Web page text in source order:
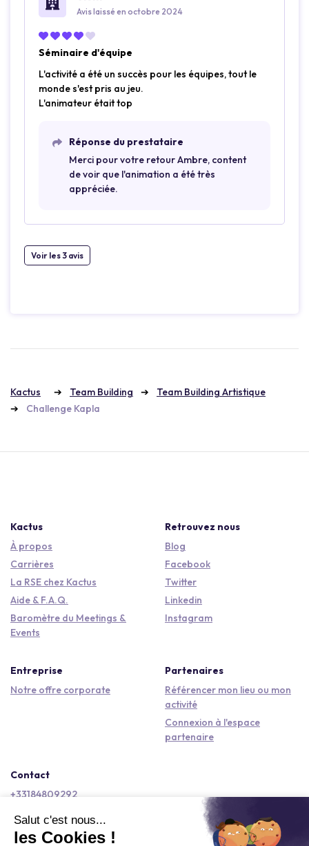
Avis laissé en octobre 2024
Séminaire d'équipe
L'activité a été un succès pour les équipes, tout le
monde s'est pris au jeu.
L'animateur était top
Réponse du prestataire
Merci pour votre retour Ambre, content
de voir que l'animation a été très
appréciée.
Voir les 3 avis
Kactus Team Building
Team Building Artistique
Challenge Kapla
Kactus
À propos
Carrières
La RSE chez Kactus
Aide & F.A.Q.
Baromètre du Meetings &
Events
Retrouvez nous
Blog
Facebook
Twitter
Linkedin
Instagram
Entreprise
Notre offre corporate
Partenaires
Référencer mon lieu ou mon
activité
Connexion à l'espace
partenaire
Contact
+33184809292